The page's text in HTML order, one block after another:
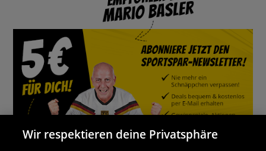
Wir respektieren deine Privatsphäre